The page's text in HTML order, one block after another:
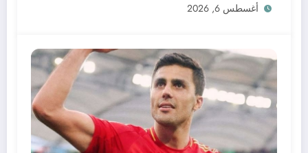
أغسطس 6, 2026